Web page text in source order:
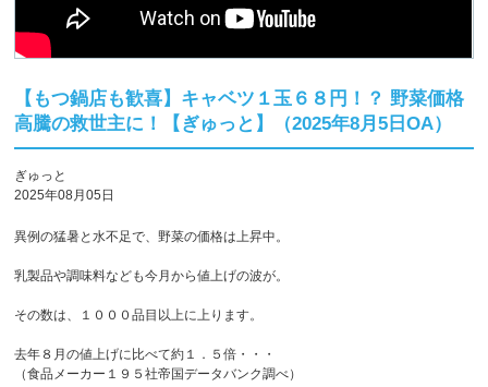
【もつ鍋店も歓喜】キャベツ１玉６８円！？ 野菜価格
高騰の救世主に！【ぎゅっと】（2025年8月5日OA）
ぎゅっと
2025年08月05日
異例の猛暑と水不足で、野菜の価格は上昇中。
乳製品や調味料なども今月から値上げの波が。
その数は、１０００品目以上に上ります。
去年８月の値上げに比べて約１．５倍・・・
（食品メーカー１９５社帝国データバンク調べ）